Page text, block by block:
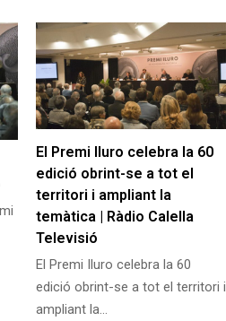
El Premi Iluro celebra la 60
edició obrint-se a tot el
territori i ampliant la
temàtica | Ràdio Calella
Televisió
El Premi Iluro celebra la 60
edició obrint-se a tot el territori i
ampliant la…